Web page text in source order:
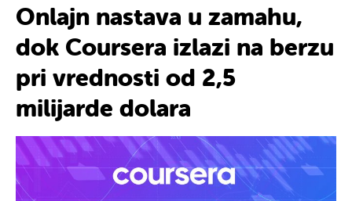
Onlajn nastava u zamahu,
dok Coursera izlazi na berzu
pri vrednosti od 2,5
milijarde dolara